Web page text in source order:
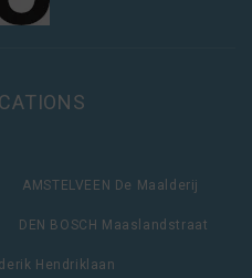
AMSTELVEEN De Maalderij
DEN BOSCH Maaslandstraat
Hendriklaan